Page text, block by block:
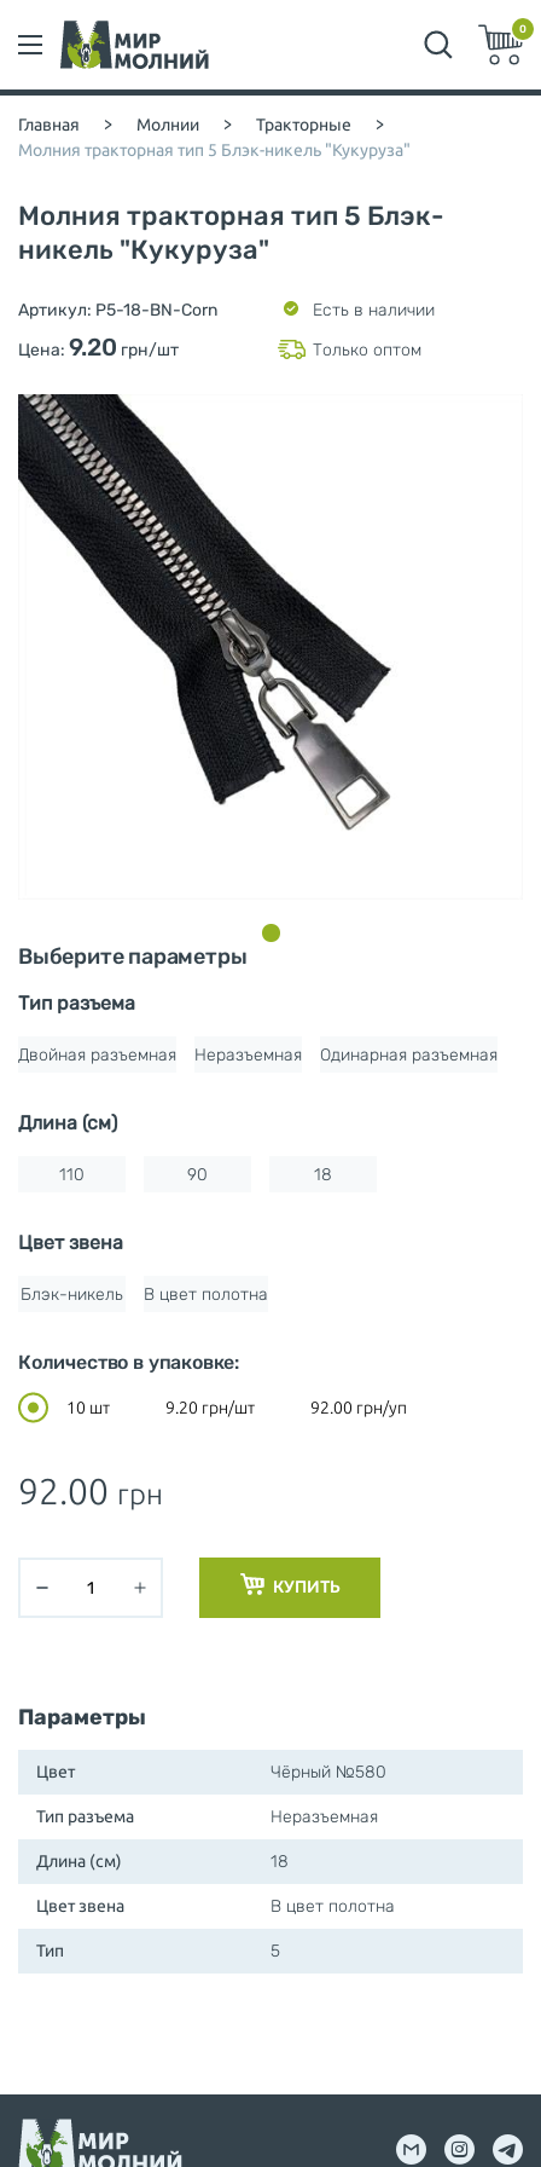
0
Главная > Молнии > Тракторные >
Молния тракторная тип 5 Блэк-никель "Кукуруза"
Молния тракторная тип 5 Блэк-
никель "Кукуруза"
Артикул: P5-18-BN-Corn
Есть в наличии
Цена: 9.20 грн/шт Только оптом
Выберите параметры
Тип разъема
Двойная разъемная Неразъемная Одинарная разъемная
Длина (см)
110 90 18
Цвет звена
Блэк-никель В цвет полотна
Количество в упаковке:
10 шт 9.20 грн/шт 92.00 грн/уп
92.00 грн
КУПИТЬ
Параметры
Цвет Чёрный №580
Тип разъема Неразъемная
Длина (см) 18
Цвет звена В цвет полотна
Тип 5